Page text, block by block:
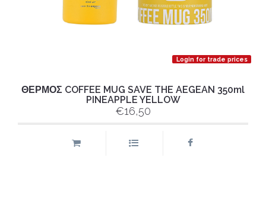
Login for trade prices
ΘΕΡΜΟΣ COFFEE MUG SAVE THE AEGEAN 350ml
PINEAPPLE YELLOW
€16,50